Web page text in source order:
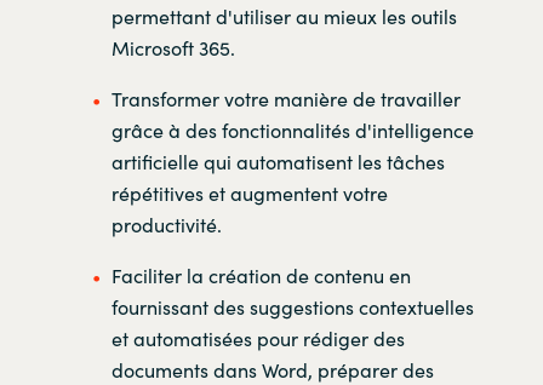
permettant d'utiliser au mieux les outils
Microsoft 365.
Transformer votre manière de travailler
grâce à des fonctionnalités d'intelligence
artificielle qui automatisent les tâches
répétitives et augmentent votre
productivité.
Faciliter la création de contenu en
fournissant des suggestions contextuelles
et automatisées pour rédiger des
documents dans Word, préparer des